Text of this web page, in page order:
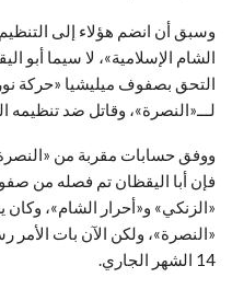
وسبق أن انضم هؤلاء إلى
الشام الإسلامية»، لا سيما أبو
التحق بصفوف ميليشيا «حركة
لـــ«النصرة»، وقاتل ضد تنظيمه
ووفق حسابات مقربة من
فإن أبا اليقظان تم فصله من
«الزنكي» و«أحرار الشام»،
«النصرة»، ولكن الآن بات
14 الشهر الجاري.